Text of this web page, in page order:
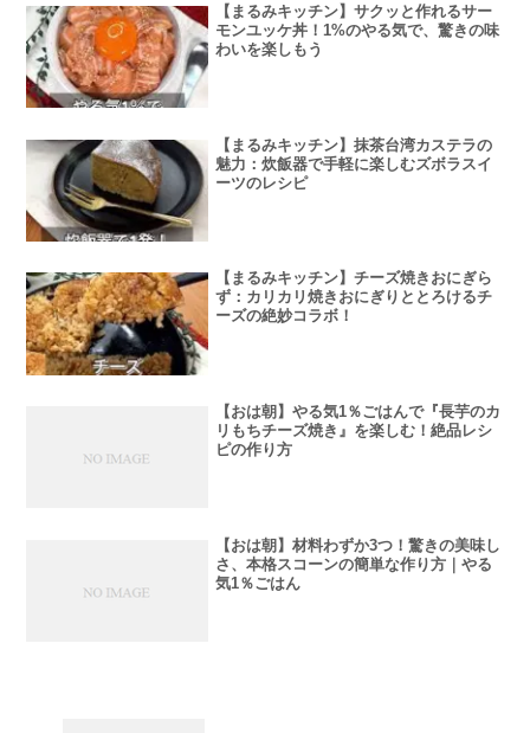
【まるみキッチン】サクッと作れるサー
モンユッケ丼！1%のやる気で、驚きの味
わいを楽しもう
【まるみキッチン】抹茶台湾カステラの
魅力：炊飯器で手軽に楽しむズボラスイ
ーツのレシピ
【まるみキッチン】チーズ焼きおにぎら
ず：カリカリ焼きおにぎりととろけるチ
ーズの絶妙コラボ！
【おは朝】やる気1％ごはんで『長芋のカ
リもちチーズ焼き』を楽しむ！絶品レシ
ピの作り方
【おは朝】材料わずか3つ！驚きの美味し
さ、本格スコーンの簡単な作り方｜やる
気1％ごはん